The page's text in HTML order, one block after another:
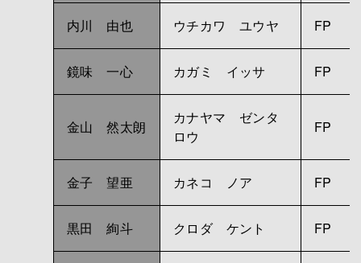
内川 由也 ウチカワ ユウヤ FP
鏡味 一心 カガミ イッサ FP
金山 然太朗
カナヤマ ゼンタ
ロウ
FP
金子 望亜 カネコ ノア FP
黒田 絢斗 クロダ ケント FP